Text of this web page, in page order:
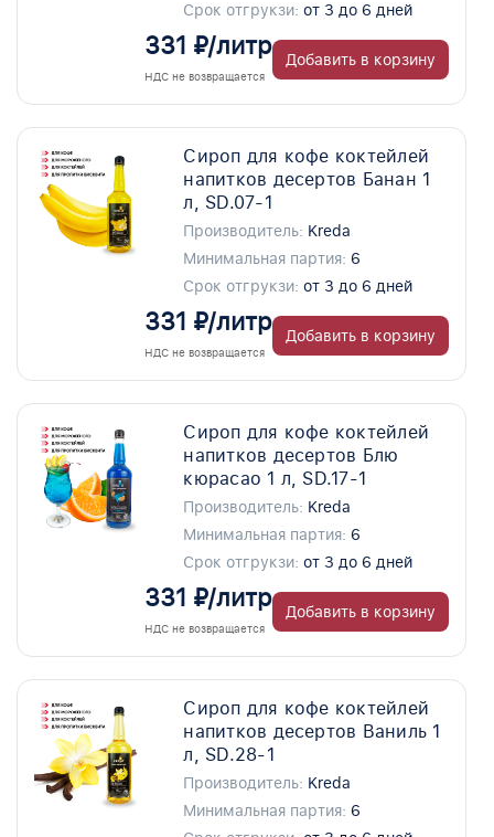
Срок отгрукзи: от 3 до 6 дней
331 ₽/литр
НДС не возвращается
Добавить в корзину
Сироп для кофе коктейлей
напитков десертов Банан 1
л, SD.07-1
Производитель: Kreda
Минимальная партия: 6
Срок отгрукзи: от 3 до 6 дней
331 ₽/литр
НДС не возвращается
Добавить в корзину
Сироп для кофе коктейлей
напитков десертов Блю
кюрасао 1 л, SD.17-1
Производитель: Kreda
Минимальная партия: 6
Срок отгрукзи: от 3 до 6 дней
331 ₽/литр
НДС не возвращается
Добавить в корзину
Сироп для кофе коктейлей
напитков десертов Ваниль 1
л, SD.28-1
Производитель: Kreda
Минимальная партия: 6